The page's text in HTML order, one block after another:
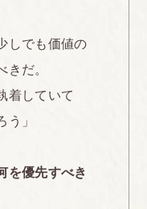
しでも価値の
きだ。
着していて
う」
を優先すべき